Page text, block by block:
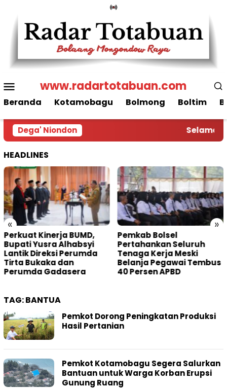
konten
Menu
Mobile
www.radartotabuan.com
Beranda Kotamobagu Bolmong Boltim
Dega' Niondon Selamat
HEADLINES
« »
Pemkab Bolsel
Pertahankan Seluruh
Tenaga Kerja Meski
Belanja Pegawai Tembus
40 Persen APBD
Main PETI di Desa Bakan,
Oknum Hakim
ke Mahkamah Agung
TAG:BANTUA
Pemkot Dorong Peningkatan Produksi
Hasil Pertanian
Pemkot Kotamobagu Segera Salurkan
Bantuan untuk Warga Korban Erupsi
Gunung Ruang